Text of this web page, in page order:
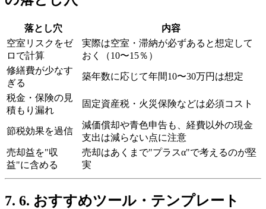
落とし穴
内容
空室リスクをゼ
ロで計算
実際は空室・滞納が必ずあると想定して
おく（10〜15％）
修繕費が少なす
ぎる
築年数に応じて年間10〜30万円は想定
税金・保険の見
積もり漏れ
固定資産税・火災保険などは必須コスト
節税効果を過信
減価償却や青色申告も、経費以外の現金
支出は減らない点に注意
売却益を"収
益"に含める
売却はあくまで"プラスα"で考えるのが堅
実
6. おすすめツール・テンプレート